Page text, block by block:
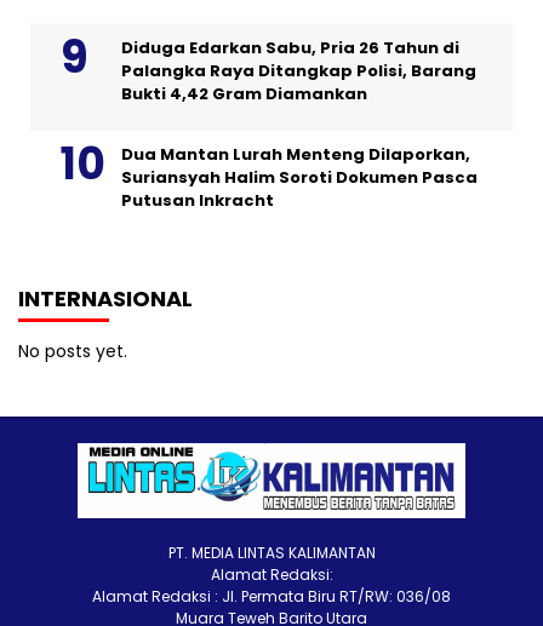
Diduga Edarkan Sabu, Pria 26 Tahun di
Palangka Raya Ditangkap Polisi, Barang
Bukti 4,42 Gram Diamankan
Dua Mantan Lurah Menteng Dilaporkan,
Suriansyah Halim Soroti Dokumen Pasca
Putusan Inkracht
INTERNASIONAL
No posts yet.
PT. MEDIA LINTAS KALIMANTAN
Alamat Redaksi:
Alamat Redaksi : Jl. Permata Biru RT/RW: 036/08
Muara Teweh Barito Utara